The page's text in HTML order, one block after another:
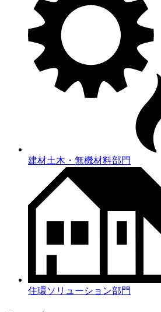
建材土木・無機材料部門
住環ソリューション部門